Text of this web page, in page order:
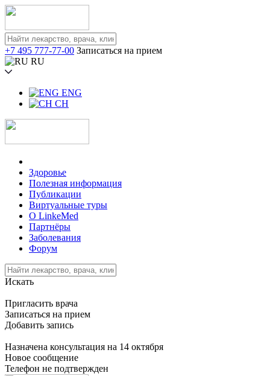
+7 495 777-77-00 Записаться на прием
RU
ENG
CH
Здоровье
Полезная информация
Публикации
Виртуальные туры
О LinkeMed
Партнёры
Заболевания
Форум
Искать
Пригласить врача
Записаться на прием
Добавить запись
Назначена консультация на 14 октября
Новое сообщение
Телефон не подтвержден